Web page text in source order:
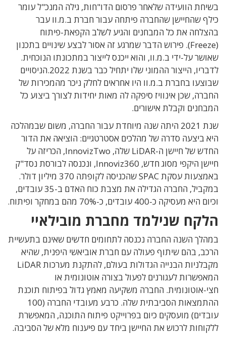
בשיחת הוועידה שלאחר פרסום הדו"חות, גילה המנכ"ל עומר
כילף שהחיישן שהחברה פיתחה עבור חברת ב.מ.וו עבר
בהצלחה את כל המבחנים והגיע לשלב הקפאת-פיתוח
(Freeze). פירוש הדבר שמרגע זה אסור לבצע שינויים בתכנון
שאושר על-ידי ב.מ.וו, והוא ייכנס לייצור במתכונתו הנוכחית.
לדבריו, הייצור ההמוני שלו יתחיל כבר בשנת 2022.הניסויים
שבוצעו בחברת ב.מ.וו היו אחראים לחלק ניכר מהמכירות של
החברה, שכן אינוויז סיפקה לה מאות יחידות לצורך ביצוע כל
המבחנים וקבלת אישורים.
שנת 2021 היתה שנה מיוחדת עבור החברה, משום שבמהלכה
היא ביצעה סדרה של מהלכים אסטרטגיים: הוציאה את הדור
החדש של חיישן ה-LiDAR שלה, InnovizTwo, הכריזה על
חיישן היקפי מסוג חדש, Innoviz360, ונכנסה לבורסת נסד"ק
באמצעות עסקת SPAC שהכניסה לקופתה 370 מיליון דולר.
במקביל, החברה הגדילה את מצבת כוח האדם ב-35 עובדים,
וכיום היא מעסיקה כ-400 עובדים, כ-70% מהם במחקר ופיתוח.
הלקח שנילמד מחברת מובילאיי
במהלך השנה החברה נכנסה לתחומים חדשים שאינם בתעשיית
הרכב, בהם שיתוף פעולה עם חברת אוביאשי היפנית, שהיא
מקבלניות הבנייה הגדולות בעולם, להתקנת מערכות LiDAR
המאפשרות לעגורנים לפעול בצורה אוטונומית או
חצי-אוטונומית. החברה משקיעה מאמץ גדול בפיתוח תוכנת
ההתמצאות הסביבתית שלה. כרבע מעובדי החברה (100
עובדים) מועסקים כיום בפרוייקט פיתוח התוכנה, המאפשרת
ללקוחות לרכוש את החיישן ביחד עם פיענוח מלא של הסביבה.